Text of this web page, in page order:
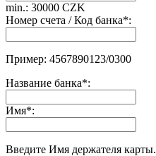
min.: 30000 CZK
Номер счета / Код банка*:
Пример: 4567890123/0300
Название банка*:
Имя*:
Введите Имя держателя карты.